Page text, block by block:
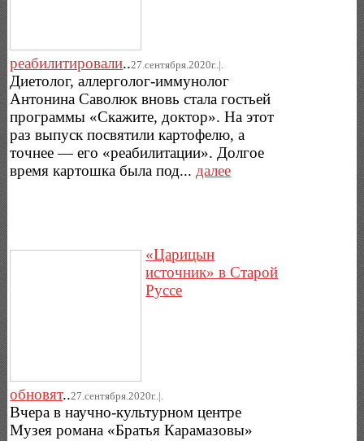
реабилитировали..27.сентября.2020г..|.
Диетолог, аллерголог-иммунолог
Антонина Саволюк вновь стала гостьей
программы «Скажите, доктор». На этот
раз выпуск посвятили картофелю, а
точнее — его «реабилитации». Долгое
время картошка была под... далее
«Царицын
источник» в Старой
Руссе
обновят..27.сентября.2020г..|.
Вчера в научно-культурном центре
Музея романа «Братья Карамазовы»